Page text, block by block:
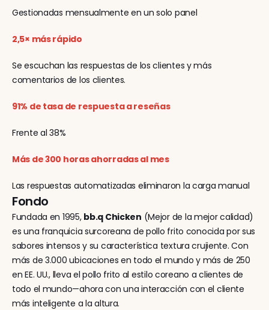
Gestionadas mensualmente en un solo panel
2,5× más rápido
Se escuchan las respuestas de los clientes y más
comentarios de los clientes.
91% de tasa de respuesta a reseñas
Frente al 38%
Más de 300 horas ahorradas al mes
Las respuestas automatizadas eliminaron la carga manual
Fondo
Fundada en 1995, bb.q Chicken (Mejor de la mejor calidad)
es una franquicia surcoreana de pollo frito conocida por sus
sabores intensos y su característica textura crujiente. Con
más de 3.000 ubicaciones en todo el mundo y más de 250
en EE. UU., lleva el pollo frito al estilo coreano a clientes de
todo el mundo—ahora con una interacción con el cliente
más inteligente a la altura.